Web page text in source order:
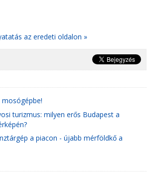
az eredeti oldalon »
mosógépbe!
turizmus: milyen erős Budapest a
a piacon - újabb mérföldkő a